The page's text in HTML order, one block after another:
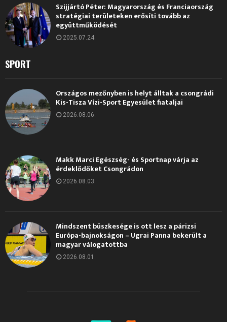
Szijjártó Péter: Magyarország és Franciaország
stratégiai területeken erősíti tovább az
együttműködését
2025.07.24.
SPORT
Országos mezőnyben is helyt álltak a csongrádi
Kis-Tisza Vízi-Sport Egyesület fiataljai
2026.08.06.
Makk Marci Egészség- és Sportnap várja az
érdeklődőket Csongrádon
2026.08.03.
Mindszent büszkesége is ott lesz a párizsi
Európa-bajnokságon – Ugrai Panna bekerült a
magyar válogatottba
2026.08.01.